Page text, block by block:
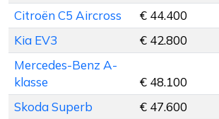
Citroën C5 Aircross
€ 44.400
Kia EV3
€ 42.800
Mercedes-Benz A-
klasse
€ 48.100
Skoda Superb
€ 47.600